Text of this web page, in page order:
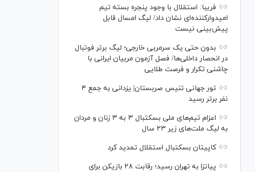
فریبا: استقلال با وجود پنجره بسته تیم
امیدوارکننده‌ای نشان داد/ لیگ امسال قابل
پیش‌بینی نیست
بدون حتی یک سرمربی خارجی؛ لیگ برتر فوتبال
در انحصار داخلی‌ها/ فصل آزمون مربیان ایرانی با
چاشنی تکرار و فرصت طلایی
تور جهانی تنیس صربستان| یزدانی به جمع ۴
نفر برتر رسید
اعزام تیم‌های ملی بسکتبال ۳ به ۳ زنان و مردان
به لیگ ملت‌های زیر ۲۳ سال
کاپیتان بسکتبال استقلال تمدید کرد
پیاتزا به تهران رسید؛ رقابت ۲۸ بازیکن برای